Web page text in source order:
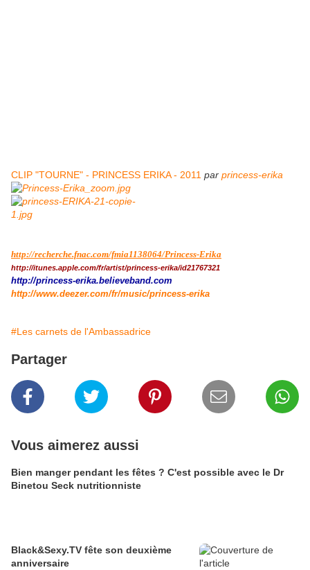
CLIP "TOURNE" - PRINCESS ERIKA - 2011 par princess-erika
http://recherche.fnac.com/fmia1138064/Princess-Erika
http://itunes.apple.com/fr/artist/princess-erika/id21767321
http://princess-erika.believeband.com
http://www.deezer.com/fr/music/princess-erika
#Les carnets de l'Ambassadrice
Partager
Vous aimerez aussi
Bien manger pendant les fêtes ? C'est possible avec le Dr
Binetou Seck nutritionniste
Black&Sexy.TV fête son deuxième
anniversaire